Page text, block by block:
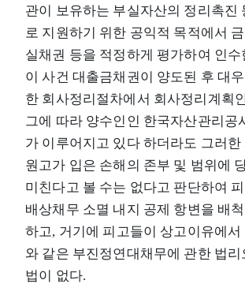
관이 보유하는 부실자산의 정리촉진
로 지원하기 위한 공익적 목적에서
실채권 등을 적정하게 평가하여 인수
이 사건 대출금채권이 양도된 후 대
한 회사정리절차에서 회사정리계획
그에 따라 양수인인 한국자산관리공
가 이루어지고 있다 하더라도 그러한
원고가 입은 손해의 존부 및 범위에
미친다고 볼 수는 없다고 판단하여
배상채무 소멸 내지 공제 항변을 배
하고, 거기에 피고들이 상고이유에서
와 같은 부진정연대채무에 관한 법리
법이 없다.